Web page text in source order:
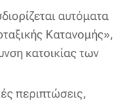
αυτόματα
Κατανομής»,
κατοικίας των
περιπτώσεις,